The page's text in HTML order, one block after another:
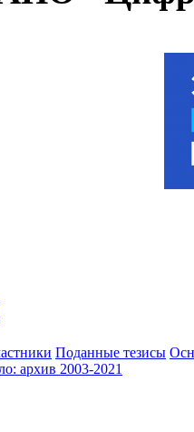
Поданные тезисы
архив 2003-2021